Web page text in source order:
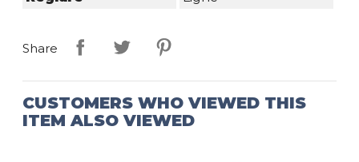
Share
CUSTOMERS WHO VIEWED THIS
ITEM ALSO VIEWED